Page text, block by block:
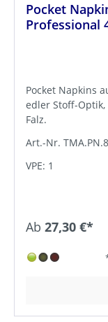
Pocket
Professional
Pocket Napkins
edler Stoff-Optik,
Falz.
Art.-Nr.
VPE: 1
Ab 27,30 €*